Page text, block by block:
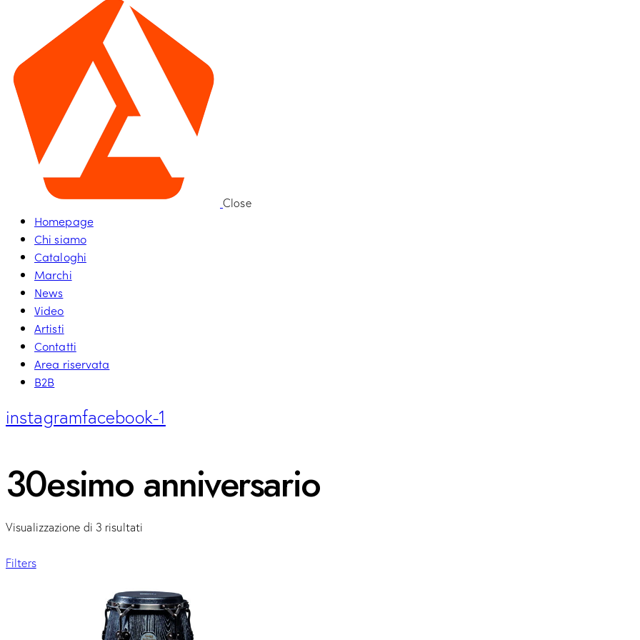
Close
Homepage
Chi siamo
Cataloghi
Marchi
News
Video
Artisti
Contatti
Area riservata
B2B
instagramfacebook-1
30esimo anniversario
Visualizzazione di 3 risultati
Filters